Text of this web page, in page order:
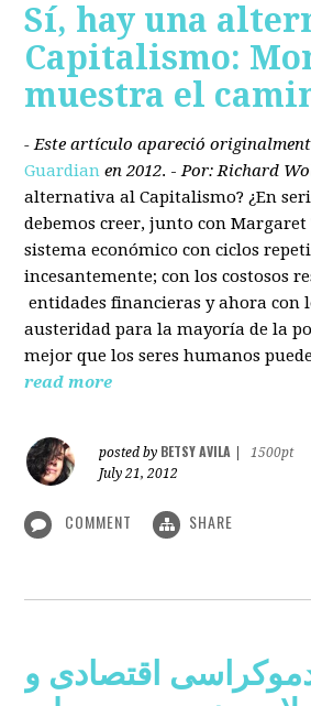
Sí, hay una
Capitalismo:
muestra el
- Este artículo apareció
Guardian en 2012. - Por: Richard
alternativa al Capitalismo? ¿En
debemos creer, junto con
sistema económico con ciclos
incesantemente; con los costosos
entidades financieras y ahora con
austeridad para la mayoría de la
mejor que los seres humanos
read more
posted by BETSY AVILA
1500pt
July 21, 2012
COMMENT SHARE
اقتصادی و